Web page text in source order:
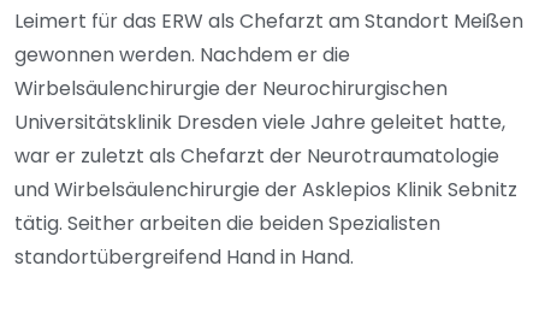
Leimert für das ERW als Chefarzt am Standort Meißen
gewonnen werden. Nachdem er die
Wirbelsäulenchirurgie der Neurochirurgischen
Universitätsklinik Dresden viele Jahre geleitet hatte,
war er zuletzt als Chefarzt der Neurotraumatologie
und Wirbelsäulenchirurgie der Asklepios Klinik Sebnitz
tätig. Seither arbeiten die beiden Spezialisten
standortübergreifend Hand in Hand.